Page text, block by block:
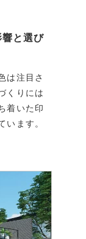
と選び
は注目さ
くりには
着いた印
います。